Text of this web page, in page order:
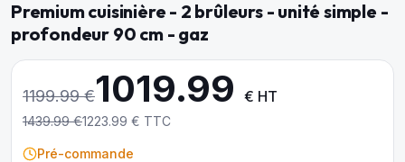
Premium cuisinière - 2 brûleurs - unité simple -
profondeur 90 cm - gaz
1199.99€1019.99 € HT
1439.99€1223.99 € TTC
Pré-commande